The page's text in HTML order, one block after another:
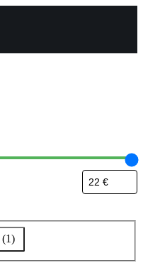
(1)